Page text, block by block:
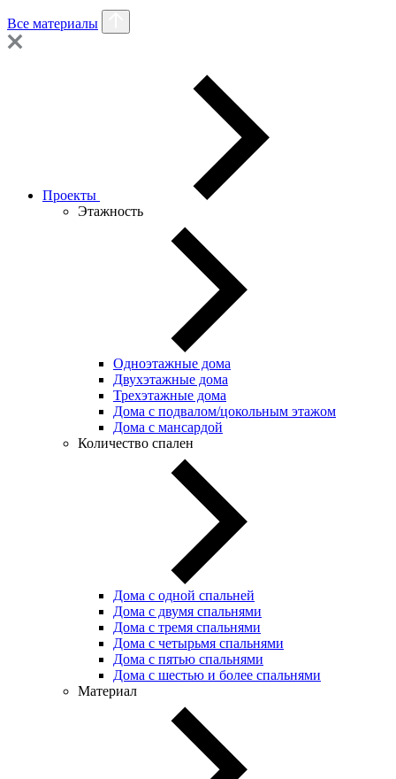
Все материалы
Проекты
Этажность
Одноэтажные дома
Двухэтажные дома
Трехэтажные дома
Дома с подвалом/цокольным этажом
Дома с мансардой
Количество спален
Дома с одной спальней
Дома с двумя спальнями
Дома с тремя спальнями
Дома с четырьмя спальнями
Дома с пятью спальнями
Дома с шестью и более спальнями
Материал